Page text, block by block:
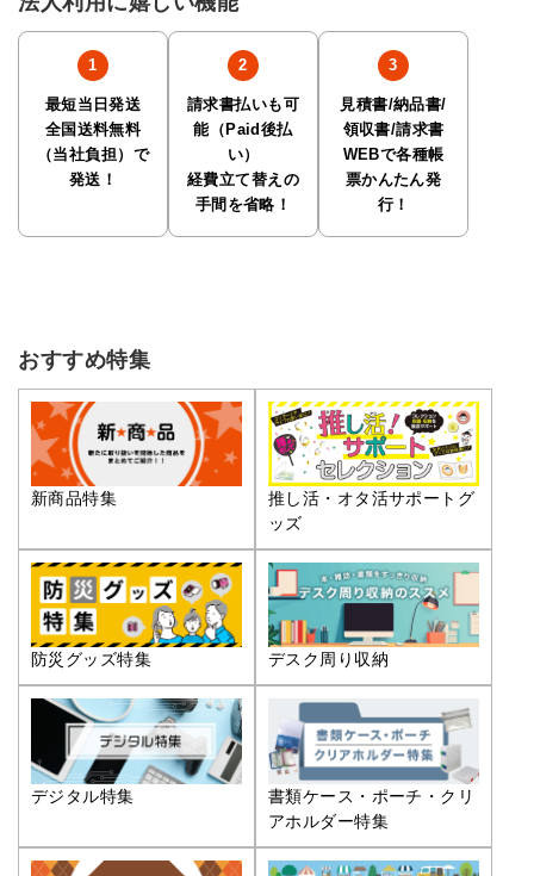
最短当日発送
全国送料無料
（当社負担）で
発送！
請求書払いも可
能（Paid後払
い）
経費立て替えの
手間を省略！
見積書/納品書/
領収書/請求書
WEBで各種帳
票かんたん発
行！
おすすめ特集
新商品特集
推し活・オタ活サポートグ
ッズ
防災グッズ特集 デスク周り収納
デジタル特集
書類ケース・ポーチ・クリ
アホルダー特集